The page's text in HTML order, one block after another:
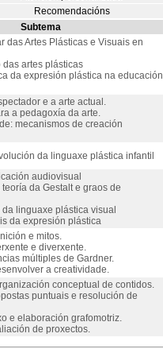
Recomendacións
Subtema
das Artes Plásticas e Visuais en
artes plásticas
da expresión plástica na educación
e a arte actual.
a pedagoxía da arte.
mecanismos de creación
da linguaxe plástica infantil
audiovisual
da Gestalt e graos de
linguaxe plástica visual
da expresión plástica
e mitos.
e diverxente.
múltiples de Gardner.
a creatividade.
conceptual de contidos.
puntuais e resolución de
e elaboración grafomotriz.
de proxectos.